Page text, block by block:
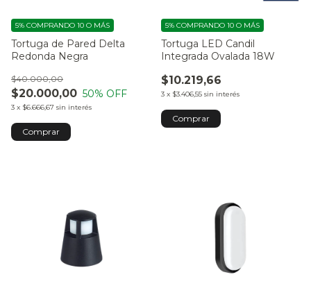
Tortuga de Pared Delta
Redonda Negra
$20.000,00
$40.000,00
50% OFF
3 x $6.666,67 sin interés
5% COMPRANDO 10 O MÁS
Tortuga LED Candil
Integrada Ovalada 18W
$10.219,66
3 x $3.406,55 sin interés
5% COMPRANDO 10 O MÁS